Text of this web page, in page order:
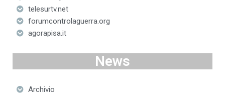
telesurtv.net
forumcontrolaguerra.org
agorapisa.it
News
Archivio